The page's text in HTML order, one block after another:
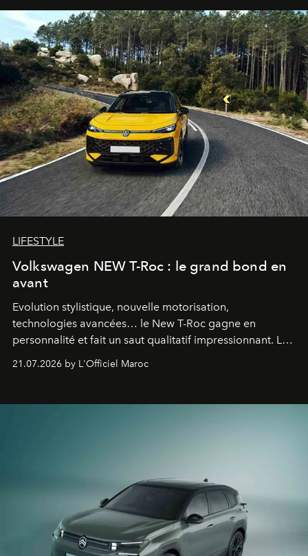
LIFESTYLE
Volkswagen NEW T-Roc : le grand bond en
avant
Evolution stylistique, nouvelle motorisation,
technologies avancées… le New T-Roc gagne en
personnalité et fait un saut qualitatif impressionnant. Le
fétiche pour le rendre plus premium. Et le pari semble
21.07.2026 by L'Officiel Maroc